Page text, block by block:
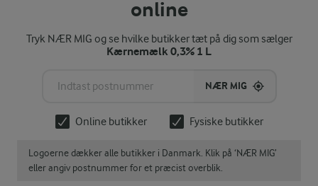
online
Tryk NÆR MIG og se hvilke butikker tæt på dig som sælger
Kærnemælk 0,3% 1 L
NÆR MIG
Online butikker Fysiske butikker
Logoerne dækker alle butikker i Danmark. Klik på ‘NÆR MIG’
eller angiv postnummer for et præcist overblik.